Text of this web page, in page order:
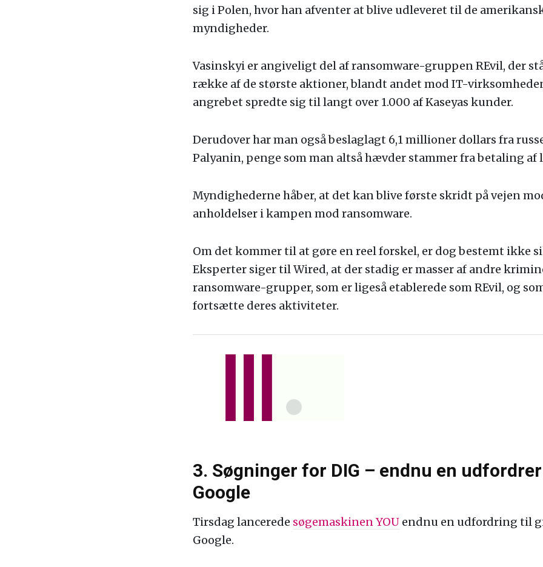
sig i Polen, hvor han afventer at blive udleveret til de
myndigheder.
Vasinskyi er angiveligt del af ransomware-gruppen REvil, der
række af de største aktioner, blandt andet mod IT-
angrebet spredte sig til langt over 1.000 af Kaseyas kunder.
Derudover har man også beslaglagt 6,1 millioner dollars fra
Palyanin, penge som man altså hævder stammer fra betaling af
Myndighederne håber, at det kan blive første skridt på vejen
anholdelser i kampen mod ransomware.
Om det kommer til at gøre en reel forskel, er dog bestemt ikke
Eksperter siger til Wired, at der stadig er masser af andre
ransomware-grupper, som er ligeså etablerede som REvil, og
fortsætte deres aktiviteter.
3. Søgninger for DIG – endnu en
Google
Tirsdag lancerede søgemaskinen YOU endnu en udfordring til
Google.